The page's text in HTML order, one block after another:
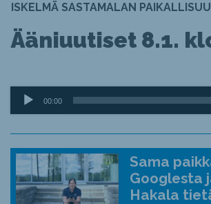
ISKELMÄ SASTAMALAN
Ääniuutiset 8.1.
Äänitoistin
00:00
Sama
Googlesta
Hakala